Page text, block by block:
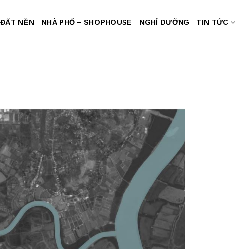
ĐẤT NỀN NHÀ PHỐ – SHOPHOUSE NGHỈ DƯỠNG TIN TỨC